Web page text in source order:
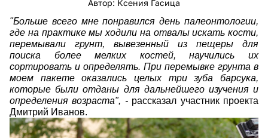
Автор: Ксения Гасица
"Больше всего мне понравился день палеонтологии,
где на практике мы ходили на отвалы искать кости,
перемывали грунт, вывезенный из пещеры для
поиска более мелких костей, научились их
сортировать и определять. При перемывке грунта в
моем пакете оказались целых три зуба барсука,
которые были отданы для дальнейшего изучения и
определения возраста", - рассказал участник проекта
Дмитрий Иванов.